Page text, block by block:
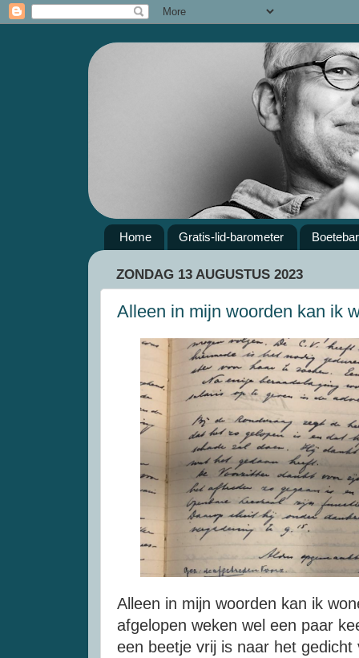
Home Gratis-lid-barometer
ZONDAG 13 AUGUSTUS 2023
Alleen in mijn woorden kan ik
Alleen in mijn woorden kan ik
afgelopen weken wel een paar
een beetje vrij is naar het gedicht